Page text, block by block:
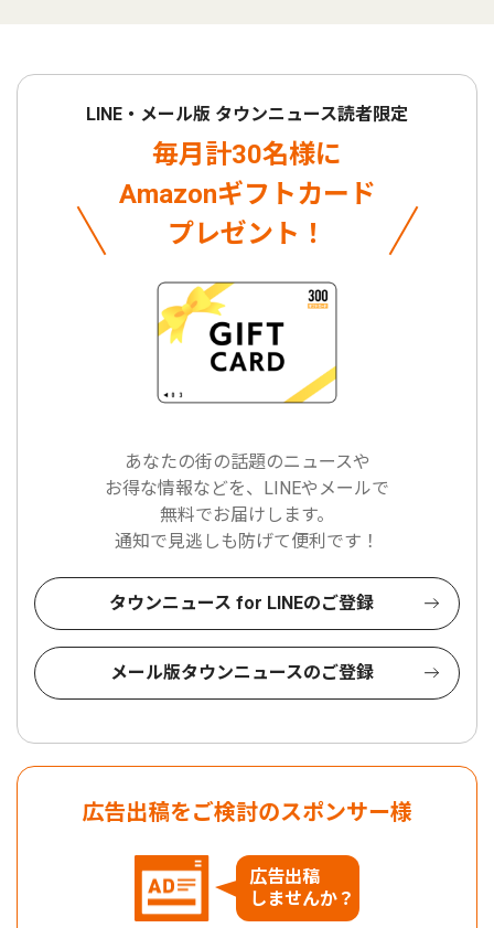
LINE・メール版 タウンニュース読者限定
毎月計30名様に
Amazonギフトカード
プレゼント！
あなたの街の話題のニュースや
お得な情報などを、LINEやメールで
無料でお届けします。
通知で見逃しも防げて便利です！
タウンニュース for LINEのご登録
メール版タウンニュースのご登録
広告出稿をご検討のスポンサー様
広告出稿
しませんか？